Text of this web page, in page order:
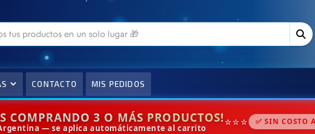
CONTACTO MIS PEDIDOS
COMPRANDO 3 O MÁS PRODUCTOS!
— se aplica automáticamente al carrito ⭐⭐⭐ ✅ SIN COSTO